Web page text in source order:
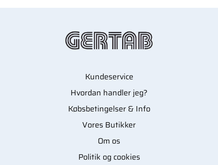
Kundeservice
Hvordan handler jeg?
Købsbetingelser & Info
Vores Butikker
Om os
Politik og cookies